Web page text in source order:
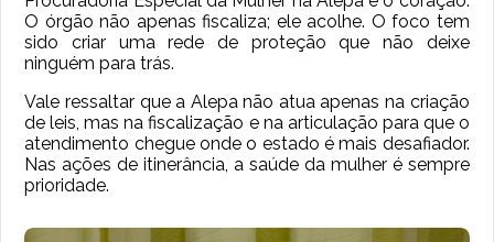
O órgão não apenas fiscaliza; ele acolhe. O foco tem
sido criar uma rede de proteção que não deixe
ninguém para trás.
Vale ressaltar que a Alepa não atua apenas na criação
de leis, mas na fiscalização e na articulação para que o
atendimento chegue onde o estado é mais desafiador.
Nas ações de itinerância, a saúde da mulher é sempre
prioridade.